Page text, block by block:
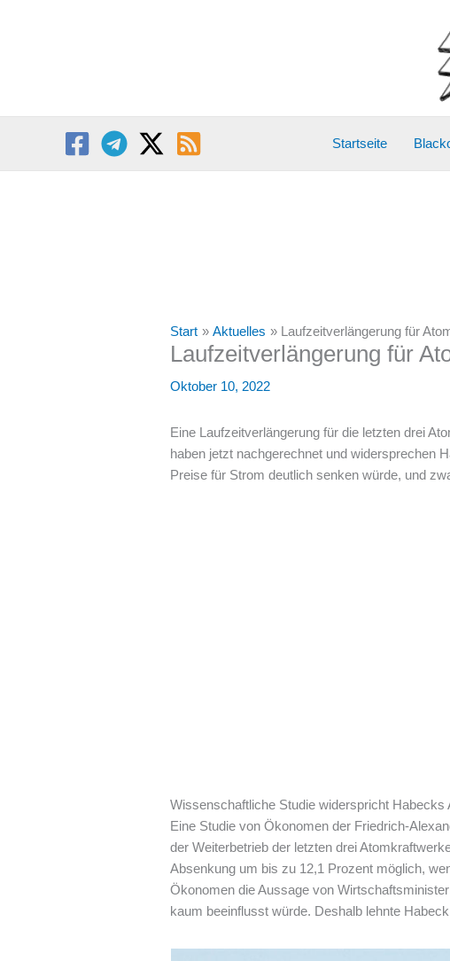
Startseite
Start Aktuelles Laufzeitverlängerung für
Laufzeitverlängerung für
Oktober 10, 2022
Eine Laufzeitverlängerung für die letzten drei
haben jetzt nachgerechnet und widersprechen
Preise für Strom deutlich senken würde, und
Wissenschaftliche Studie widerspricht Habecks
Eine Studie von Ökonomen der Friedrich-
der Weiterbetrieb der letzten drei
Absenkung um bis zu 12,1 Prozent möglich,
Ökonomen die Aussage von
kaum beeinflusst würde. Deshalb lehnte